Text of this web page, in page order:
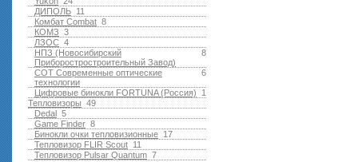
11
ДИПОЛЬ
8
Комбат Combat
3
КОМЗ
4
ЛЗОС
8
НПЗ (Новосибирский
Приборостростроительный Завод)
6
СОТ Современные оптические
технологии
1
Цифровые бинокли FORTUNA (Россия)
49
Тепловизоры
5
Dedal
8
Game Finder
17
Бинокли очки тепловизионные
11
Тепловизор FLIR Scout
7
Тепловизор Pulsar Quantum